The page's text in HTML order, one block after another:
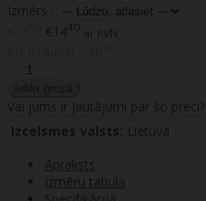
Izmērs :
€14 40 ar PVN
Vai jums ir jautājumi par šo preci?
Izcelsmes valsts: Lietuva
Apraksts
Izmēru tabula